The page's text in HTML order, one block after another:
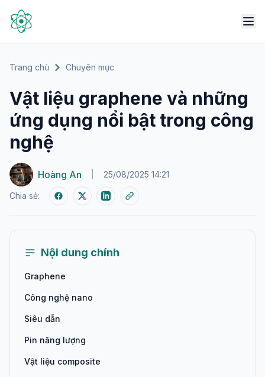
Trang chủ Chuyên mục
Vật liệu graphene và những
ứng dụng nổi bật trong công
nghệ
Hoàng An 25/08/2025 14:21
Chia sẻ:
Nội dung chính
Graphene
Công nghệ nano
Siêu dẫn
Pin năng lượng
Vật liệu composite